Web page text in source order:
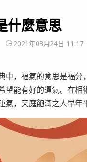
什麼意思
2021年03月24日 11:17
中，福氣的意思是福
望能有好的運氣。在相
氣，天庭飽滿之人早年